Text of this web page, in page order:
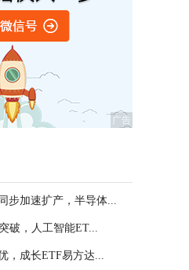
步加速扩产，半导体...
破，人工智能ET...
，成长ETF易方达...